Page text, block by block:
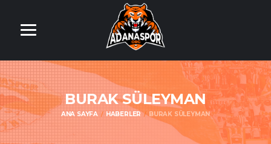
BURAK SÜLEYMAN
ANA SAYFA HABERLER BURAK SÜLEYMAN